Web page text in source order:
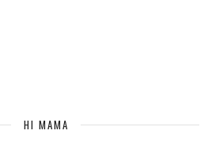
HI MAMA